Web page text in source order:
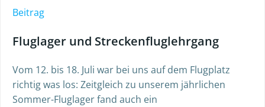
Beitrag
Fluglager und Streckenfluglehrgang
Vom 12. bis 18. Juli war bei uns auf dem Flugplatz
richtig was los: Zeitgleich zu unserem jährlichen
Sommer-Fluglager fand auch ein